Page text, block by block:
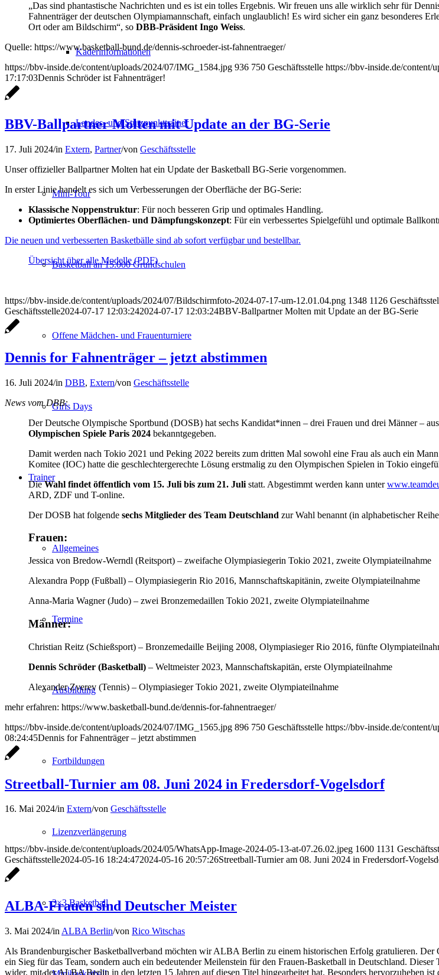
Kaderinformationen
Landes- und Stützpunkttrainer
Mini-Tour
Basketball an 15.000 Grundschulen
Offene Mädchen- und Frauenturniere
Girls Days
Trainer
Allgemeines
Termine
Ausbildung
Fortbildungen
Lizenzverlängerung
3×3 Basketball
„Das sind phantastische Nachrichten und es ist ein tolles Ergebnis. Wir freuen uns alle wirklich sehr für
Fahnenträger der deutschen Olympiamannschaft, einfach unglaublich! Es wird sicher ein ganz besonderes
Ort oder am Bildschirm“, so DBB-Präsident Ingo Weiss.
Quelle: https://www.basketball-bund.de/dennis-schroeder-ist-fahnentraeger/
https://bbv-inside.de/content/uploads/2024/07/IMG_1584.jpg 936 750 Geschäftsstelle https://bbv-inside.de/content/
17:17:03Dennis Schröder ist Fahnenträger!
BBV-Ballpartner Molten mit Update an der BG-Serie
17. Juli 2024/in Extern, Partner/von Geschäftsstelle
Unser offizieller Ballpartner Molten hat ein Update der Basketball BG-Serie vorgenommen.
In erster Linie handelt es sich um Verbesserungen der Oberfläche der BG-Serie:
Klassische Noppenstruktur: Für noch besseren Grip und optimales Handling.
Optimiertes Oberflächen- und Dämpfungskonzept: Für ein verbessertes Spielgefühl und optimale
Die neuen und verbesserten Basketbälle sind ab sofort verfügbar und bestellbar.
Übersicht über alle Modelle (PDF)
https://bbv-inside.de/content/uploads/2024/07/Bildschirmfoto-2024-07-17-um-12.01.04.png 1348 1126
Geschäftsstelle2024-07-17 12:03:242024-07-17 12:03:24BBV-Ballpartner Molten mit Update an der BG-Serie
Dennis for Fahnenträger – jetzt abstimmen
16. Juli 2024/in DBB, Extern/von Geschäftsstelle
News vom DBB:
Der Deutsche Olympische Sportbund (DOSB) hat sechs Kandidat*innen – drei Frauen und drei Männer –
Olympischen Spiele Paris 2024 bekanntgegeben.
Damit werden nach Tokio 2021 und Peking 2022 bereits zum dritten Mal sowohl eine Frau als auch ein
Komitee (IOC) hatte die geschlechtergerechte Lösung erstmalig zu den Olympischen Spielen in Tokio
DieWahl findet öffentlich vom 15. Juli bis zum 21. Juli statt. Abgestimmt werden kann unter
ARD, ZDF und T-online.
Der DOSB hat folgende sechs Mitglieder des Team Deutschland zur Wahl benannt (in alphabetischer
Frauen:
Jessica von Bredow-Werndl (Reitsport) – zweifache Olympiasiegerin Tokio 2021, zweite Olympiateilnahme
Alexandra Popp (Fußball) – Olympiasiegerin Rio 2016, Mannschaftskapitänin, zweite Olympiateilnahme
Anna-Maria Wagner (Judo) – zwei Bronzemedaillen Tokio 2021, zweite Olympiateilnahme
Männer:
Christian Reitz (Schießsport) – Bronzemedaille Beijing 2008, Olympiasieger Rio 2016, fünfte
Dennis Schröder (Basketball) – Weltmeister 2023, Mannschaftskapitän, erste Olympiateilnahme
Alexander Zverev (Tennis) – Olympiasieger Tokio 2021, zweite Olympiateilnahme
mehr erfahren: https://www.basketball-bund.de/dennis-for-fahnentraeger/
https://bbv-inside.de/content/uploads/2024/07/IMG_1565.jpg 896 750 Geschäftsstelle https://bbv-inside.de/content/
08:24:45Dennis for Fahnenträger – jetzt abstimmen
Streetball-Turnier am 08. Juni 2024 in Fredersdorf-Vogelsdorf
16. Mai 2024/in Extern/von Geschäftsstelle
https://bbv-inside.de/content/uploads/2024/05/WhatsApp-Image-2024-05-13-at-07.26.02.jpeg 1600 1131
Geschäftsstelle2024-05-16 18:24:472024-05-16 20:57:26Streetball-Turnier am 08. Juni 2024 in Fredersdorf-
ALBA-Frauen sind Deutscher Meister
3. Mai 2024/in ALBA Berlin/von Rico Witschas
Als Brandenburgischer Basketballverband möchten wir ALBA Berlin zu einem historischen Erfolg gratulieren.
ein Sieg für das Team, sondern auch ein bedeutender Meilenstein für den Frauen-Basketball in Deutschland.
wider, mit der ALBA Berlin in den letzten 15 Jahren auf diesen Titel hingearbeitet hat. Besonders hervorzuheben